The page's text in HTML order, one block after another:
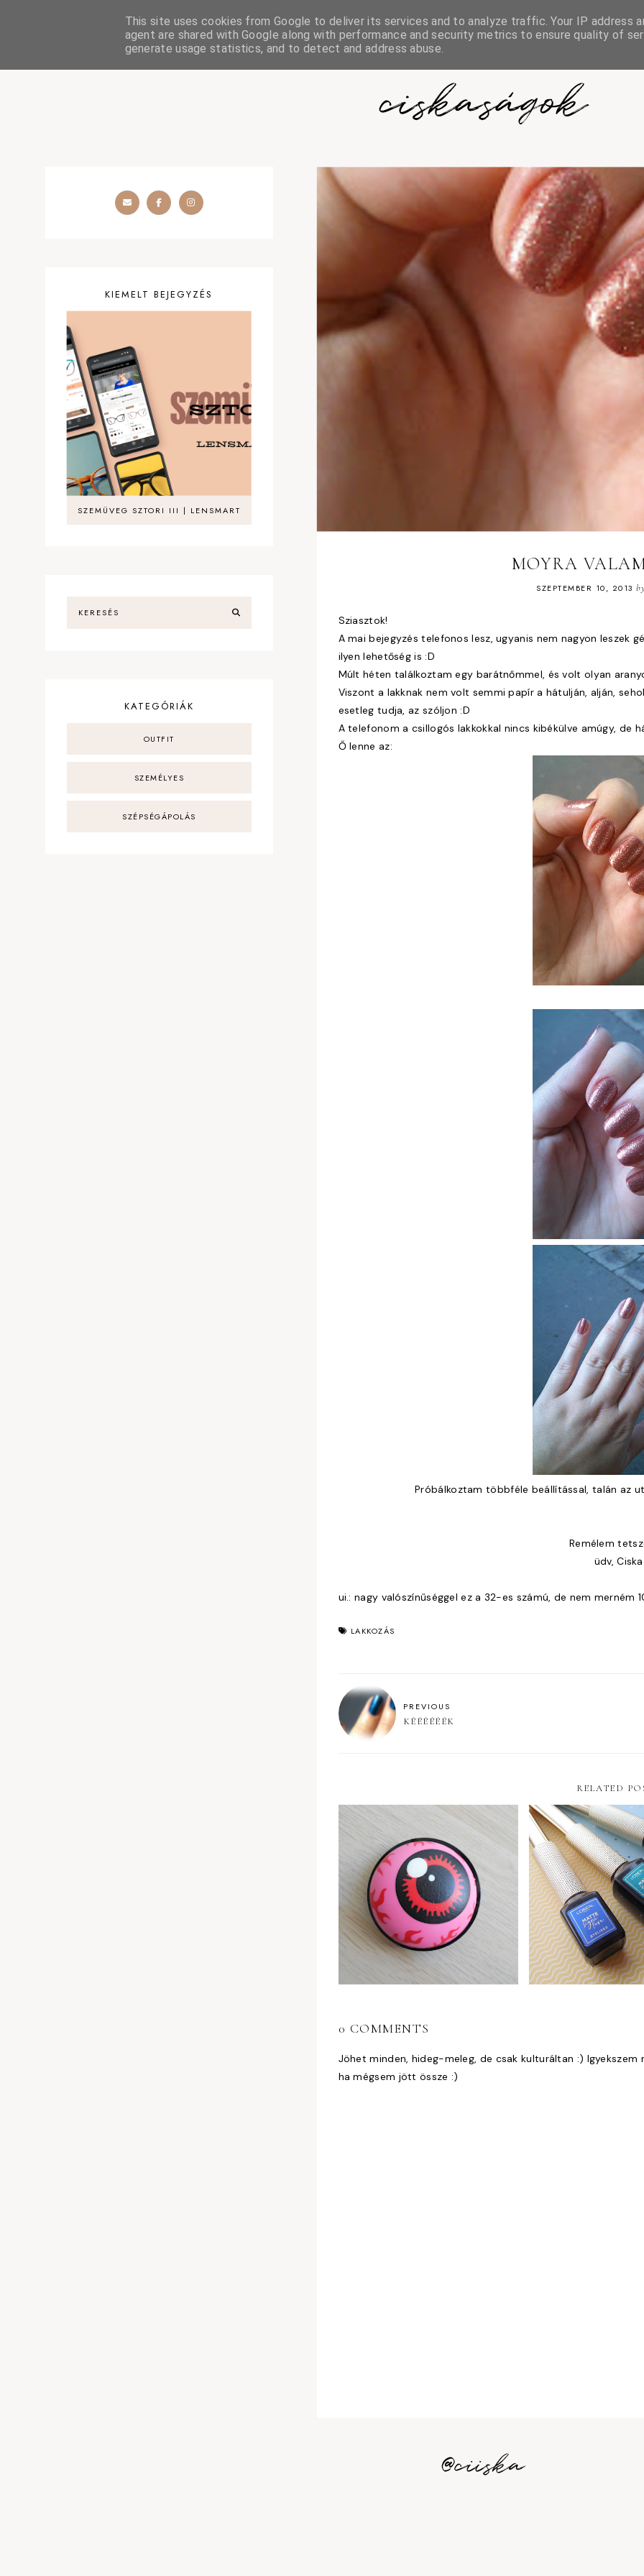
SZÉPSÉGÁPOLÁS OUTFIT SZEMÉLYES
ciskaságok
MOYRA
SZEPTEMBER 10, 2013
Sziasztok!
A mai bejegyzés telefonos lesz, ugyanis nem nagyon leszek
ilyen lehetőség is :D
Múlt héten találkoztam egy barátnőmmel, és volt olyan
Viszont a lakknak nem volt semmi papír a hátulján, alján,
esetleg tudja, az szóljon :D
A telefonom a csillogós lakkokkal nincs kibékülve amúgy, de
Ő lenne az:
Próbálkoztam többféle beállítással, talán az
Remélem
üdv, Ciska
ui.: nagy valószínűséggel ez a 32-es számú, de nem merném
LAKKOZÁS
PREVIOUS
KÉÉÉÉÉÉK
RELATED
0 COMMENTS
Jöhet minden, hideg-meleg, de csak kulturáltan :)
ha mégsem jött össze :)
KIEMELT BEJEGYZÉS
SZEMÜVEG SZTORI III | LENSMART
KATEGÓRIÁK
OUTFIT
SZEMÉLYES
SZÉPSÉGÁPOLÁS
@ciiska
This site uses cookies from Google to deliver its services and to analyze traffic. Your IP address
agent are shared with Google along with performance and security metrics to ensure quality of
generate usage statistics, and to detect and address abuse.